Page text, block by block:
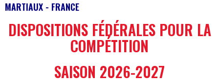
MARTIAUX - FRANCE
DISPOSITIONS FÉDÉRALES POUR LA
COMPÉTITION
SAISON 2026-2027